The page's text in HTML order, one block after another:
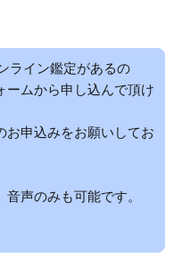
ライン鑑定があるの
ームから申し込んで頂け
お申込みをお願いしてお
声のみも可能です。